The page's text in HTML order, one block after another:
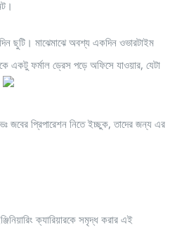
ছুটি। মাঝেমাঝে অবশ্য একদিন ওভারটাইম
একটু ফর্মাল ড্রেস পড়ে অফিসে যাওয়ার, যেটা
জবের প্রিপারেশন নিতে ইচ্ছুক, তাদের জন্য এর
ক্যারিয়ারকে সমৃদ্ধ করার এই